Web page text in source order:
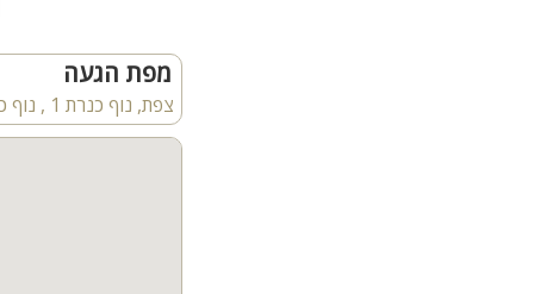
מפת הגעה
צפת, נוף כנרת 1 , נוף כנרת